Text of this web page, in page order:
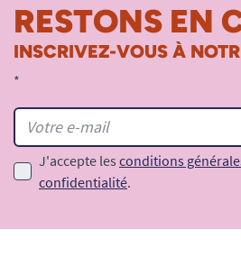
RESTONS EN
INSCRIVEZ-VOUS À
*
J'accepte les conditions
confidentialité.